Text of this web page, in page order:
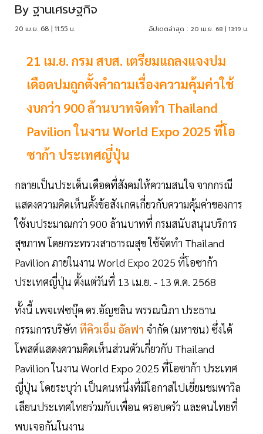
By ฐานเศรษฐกิจ
20 เม.ย. 68 | 11:55 น. อัปเดตล่าสุด : 20 เม.ย. 68 | 13:19 น.
21 เม.ย. กรม สบส. เตรียมแถลงแจงปม
เดือดปมถูกตั้งคำถามเรื่องความคุ้มค่าใช้
งบกว่า 900 ล้านบาทจัดทำ Thailand
Pavilion ในงาน World Expo 2025 ที่โอ
ซาก้า ประเทศญี่ปุ่น
กลายเป็นประเด็นเดือดที่สังคมให้ความสนใจ จากกรณี
แสดงความคิดเห็นตั้งข้อสังเกตเกี่ยวกับความคุ้มค่าของการ
ใช้งบประมาณกว่า 900 ล้านบาทที่ กรมสนับสนุนบริการ
สุขภาพ โดยกระทรวงสาธารณสุข ใช้จัดทำ Thailand
Pavilion ภายในงาน World Expo 2025 ที่โอซาก้า
ประเทศญี่ปุ่น ตั้งแต่วันที่ 13 เม.ย. - 13 ต.ค. 2568
ทั้งนี้ เพจเฟซบุ๊ค ดร.อัญชลิน พรรณนิภา ประธาน
กรรมการบริษัท ทีคิวเอ็ม อัลฟา จำกัด (มหาชน) ซึ่งได้
โพสต์แสดงความคิดเห็นส่วนตัวเกี่ยวกับ Thailand
Pavilion ในงาน World Expo 2025 ที่โอซาก้า ประเทศ
ญี่ปุ่น โดยระบุว่า เป็นคนหนึ่งที่มีโอกาสไปเยี่ยมชมพาวิล
เลียนประเทศไทยร่วมกับเพื่อน ครอบครัว และคนไทยที่
พบเจอกันในงาน